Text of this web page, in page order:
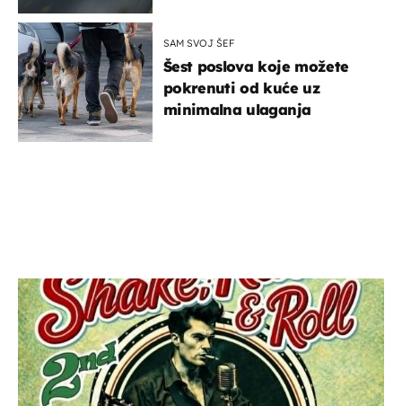
SAM SVOJ ŠEF
Šest poslova koje možete
pokrenuti od kuće uz
minimalna ulaganja